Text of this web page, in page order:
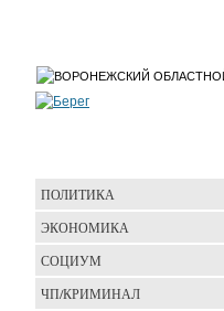
ПОЛИТИКА
ЭКОНОМИКА
СОЦИУМ
ЧП/КРИМИНАЛ